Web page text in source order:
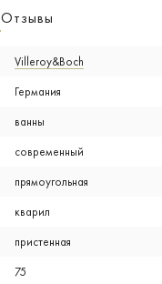
Отзывы
Villeroy&Boch
Германия
ванны
современный
прямоугольная
кварил
пристенная
75